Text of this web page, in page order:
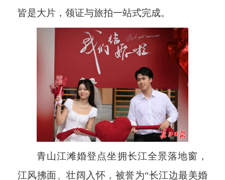
皆是大片，领证与旅拍一站式完成。
青山江滩婚登点坐拥长江全景落地窗，
江风拂面、壮阔入怀，被誉为“长江边最美婚